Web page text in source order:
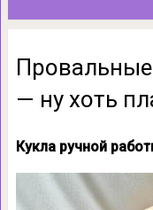
Провальные
— ну хоть
Кукла ручной